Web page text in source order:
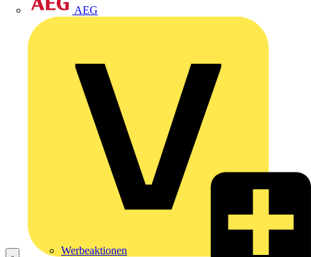
AEG
Werbeaktionen